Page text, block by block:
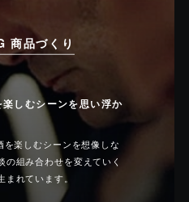
商品づくり
しむシーンを思い浮か
を楽しむシーンを想像しな
組み合わせを変えていく
れています。